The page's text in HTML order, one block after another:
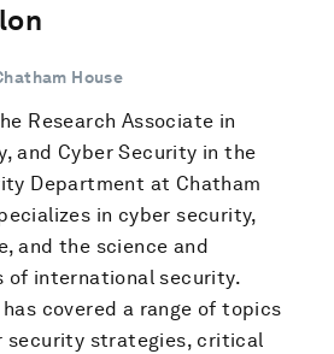
House
Research Associate in
and Cyber Security in the
Department at Chatham
in cyber security,
and the science and
of international security.
has covered a range of topics
security strategies, critical